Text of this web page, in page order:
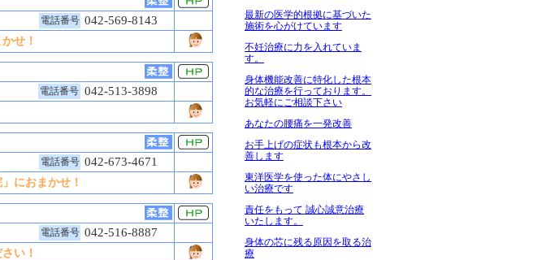
最新の医学的根拠に基づいた
施術を心がけています
不妊治療に力を入れていま
す。
身体機能改善に特化した根本
的な治療を行っております。
お気軽にご相談下さい
あなたの腰痛を一発改善
お手上げの症状も根本から改
善します
東洋医学を使った体にやさし
い治療です
責任をもって 誠心誠意治療
いたします。
身体の芯に残る原因を取る治
療
電話番号 042-569-8143
せ！
電話番号 042-513-3898
電話番号 042-673-4671
におまかせ！
電話番号 042-516-8887
い！